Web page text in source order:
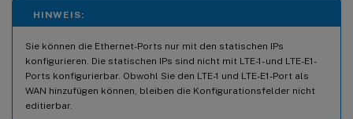
HINWEIS:
Sie können die Ethernet-Ports nur mit den statischen IPs
konfigurieren. Die statischen IPs sind nicht mit LTE-1- und LTE-E1-
Ports konfigurierbar. Obwohl Sie den LTE-1 und LTE-E1-Port als
WAN hinzufügen können, bleiben die Konfigurationsfelder nicht
editierbar.